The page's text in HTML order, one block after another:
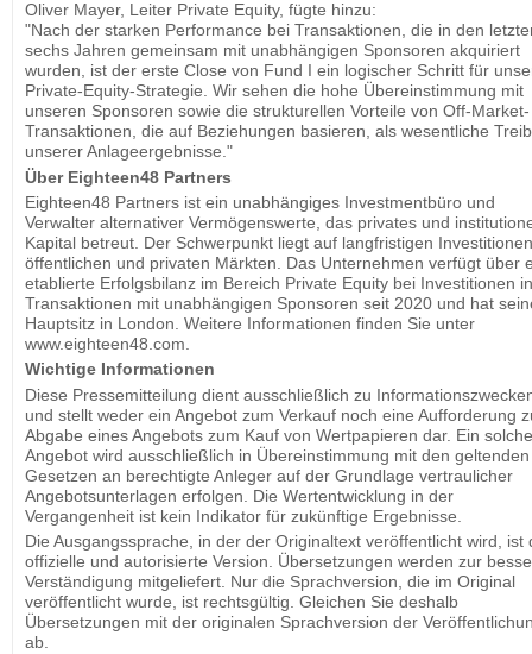
Oliver Mayer, Leiter Private Equity, fügte hinzu:
"Nach der starken Performance bei Transaktionen, die in den
sechs Jahren gemeinsam mit unabhängigen Sponsoren akquiriert
wurden, ist der erste Close von Fund I ein logischer Schritt für
Private-Equity-Strategie. Wir sehen die hohe Übereinstimmung mit
unseren Sponsoren sowie die strukturellen Vorteile von Off-Market-
Transaktionen, die auf Beziehungen basieren, als wesentliche
unserer Anlageergebnisse."
Über Eighteen48 Partners
Eighteen48 Partners ist ein unabhängiges Investmentbüro und
Verwalter alternativer Vermögenswerte, das privates und
Kapital betreut. Der Schwerpunkt liegt auf langfristigen
öffentlichen und privaten Märkten. Das Unternehmen verfügt über
etablierte Erfolgsbilanz im Bereich Private Equity bei Investitionen in
Transaktionen mit unabhängigen Sponsoren seit 2020 und hat
Hauptsitz in London. Weitere Informationen finden Sie unter
www.eighteen48.com.
Wichtige Informationen
Diese Pressemitteilung dient ausschließlich zu
und stellt weder ein Angebot zum Verkauf noch eine Aufforderung
Abgabe eines Angebots zum Kauf von Wertpapieren dar. Ein
Angebot wird ausschließlich in Übereinstimmung mit den geltenden
Gesetzen an berechtigte Anleger auf der Grundlage vertraulicher
Angebotsunterlagen erfolgen. Die Wertentwicklung in der
Vergangenheit ist kein Indikator für zukünftige Ergebnisse.
Die Ausgangssprache, in der der Originaltext veröffentlicht wird, ist
offizielle und autorisierte Version. Übersetzungen werden zur
Verständigung mitgeliefert. Nur die Sprachversion, die im Original
veröffentlicht wurde, ist rechtsgültig. Gleichen Sie deshalb
Übersetzungen mit der originalen Sprachversion der
ab.